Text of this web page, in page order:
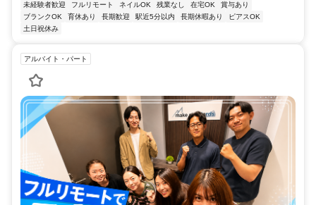
未経験者歓迎
フルリモート ネイルOK 残業なし 在宅OK
賞与あり
ブランクOK
育休あり 長期歓迎 駅近5分以内 長期休暇あり
ピアスOK
土日祝休み
アルバイト・パート